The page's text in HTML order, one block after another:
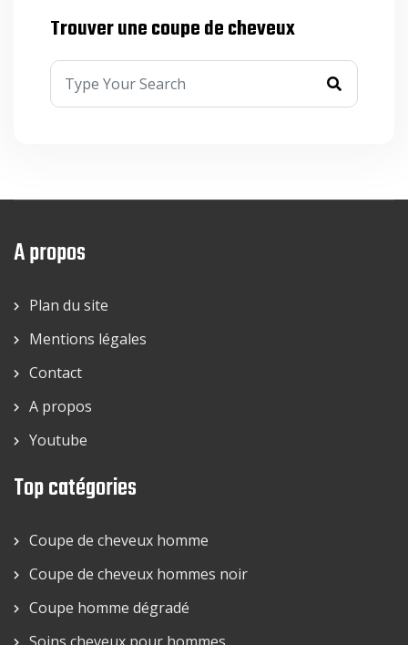
Trouver une coupe de cheveux
A propos
Plan du site
Mentions légales
Contact
A propos
Youtube
Top catégories
Coupe de cheveux homme
Coupe de cheveux hommes noir
Coupe homme dégradé